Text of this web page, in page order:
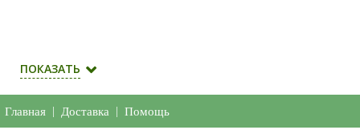
ПОКАЗАТЬ
Главная Доставка Помощь